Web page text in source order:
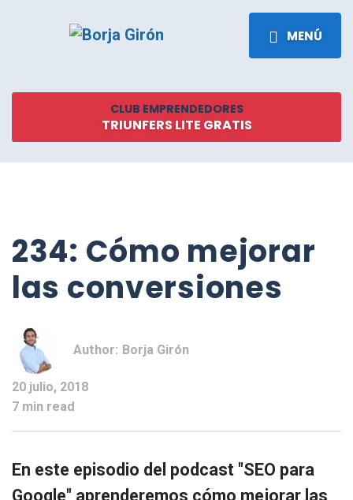
MENÚ
CLUB EMPRENDEDORES
TRIUNFERS LITE GRATIS
234: Cómo mejorar
las conversiones
Author: Borja Girón
20 julio, 2018
7 min read
En este episodio del podcast "SEO para
Google" aprenderemos cómo mejorar las